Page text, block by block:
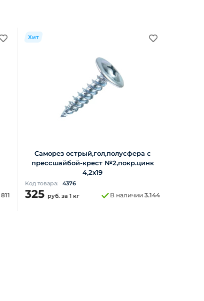
811
Хит
Саморез острый,гол,полусфера с
прессшайбой-крест №2,покр.цинк
4,2х19
Код товара: 4376
325 руб. за 1 кг В наличии 3.144